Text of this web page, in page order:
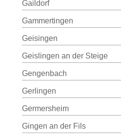
Gaildorf
Gammertingen
Geisingen
Geislingen an der Steige
Gengenbach
Gerlingen
Germersheim
Gingen an der Fils